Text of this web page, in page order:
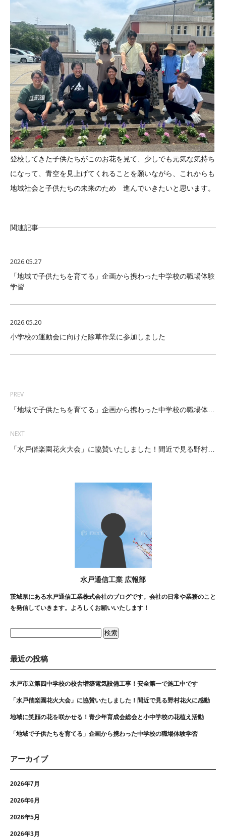
登校してきた子供たちがこのお花を見て、少しでも元気な気持ち
になって、青空を見上げてくれることを願いながら、これからも
地域社会と子供たちの未来のため 進んでいきたいと思います。
関連記事
2026.05.27
「地域で子供たちを育てる」企画から携わった中学校の職場体験
学習
2026.05.20
小学校の運動会に向けた除草作業に参加しました
PREV
NEXT
水戸通信工業 広報部
茨城県にある水戸通信工業株式会社のブログです。会社の日常や業務のこと
を発信していきます。よろしくお願いいたします！
最近の投稿
水戸市立第四中学校の校舎増築電気設備工事！安全第一で施工中です
「水戸偕楽園花火大会」に協賛いたしました！間近で見る野村花火に感動
地域に笑顔の花を咲かせる！青少年育成会総会と小中学校の花植え活動
「地域で子供たちを育てる」企画から携わった中学校の職場体験学習
アーカイブ
2026年7月
2026年6月
2026年5月
2026年3月